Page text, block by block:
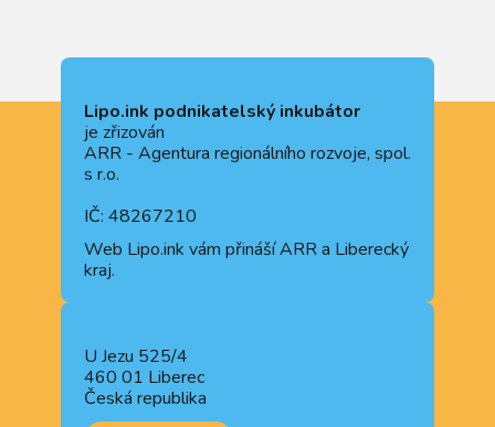
Lipo.ink podnikatelský inkubátor
je zřizován
ARR - Agentura regionálního rozvoje, spol.
s r.o.
IČ: 48267210
Web Lipo.ink vám přináší ARR a Liberecký
kraj.
U Jezu 525/4
460 01 Liberec
Česká republika